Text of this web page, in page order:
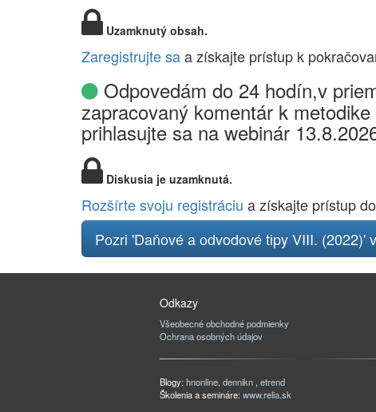
Uzamknutý obsah.
Zaregistrujte saa získajte prístup k
Odpovedám do 24 hodín,v
zapracovaný komentár k
prihlasujte sa na webinár
Diskusia je uzamknutá.
Rozšírte svoju registráciu a získajte prístup
Pozri 'Daňové a odvodové tipy VIII. (2022)'
Odkazy
Všeobecné obchodné podmienky
Ochrana osobných údajov
Blogy: hnonline, dennikn , etrend
Školenia a semináre: www.relia.sk